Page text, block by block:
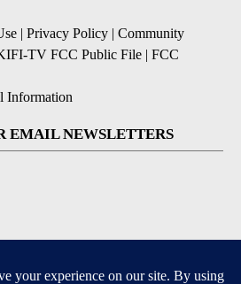
| Privacy Policy | Community
TV FCC Public File | FCC
Information
EMAIL NEWSLETTERS